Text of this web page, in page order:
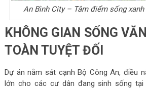
An Bình City – Tâm điểm sống
KHÔNG GIAN SỐNG
TOÀN TUYỆT ĐỐI
Dự án nằm sát cạnh Bộ Công An, điều
lớn cho các cư dân đang sinh sống tại